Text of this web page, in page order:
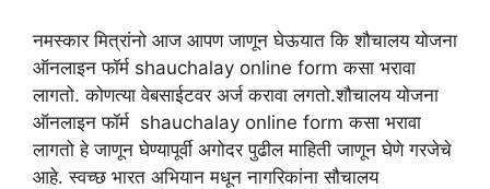
नमस्कार मित्रांनो आज आपण जाणून घेऊयात कि शौचालय योजना
ऑनलाइन फॉर्म shauchalay online form कसा भरावा
लागतो. कोणत्या वेबसाईटवर अर्ज करावा लगतो.शौचालय योजना
ऑनलाइन फॉर्म shauchalay online form कसा भरावा
लागतो हे जाणून घेण्यापूर्वी अगोदर पुढील माहिती जाणून घेणे गरजेचे
आहे. स्वच्छ भारत अभियान मधून नागरिकांना सौचालय